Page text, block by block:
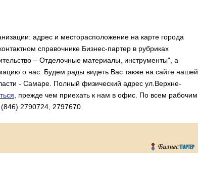
адрес и месторасположение на карте города
справочнике Бизнес-партер в рубриках
– Отделочные материалы, инструменты", а
о нас. Будем рады видеть Вас также на сайте нашей
- Самаре. Полный физический адрес ул.Верхне-
, прежде чем приехать к нам в офис. По всем рабочим
2790724, 2797670.